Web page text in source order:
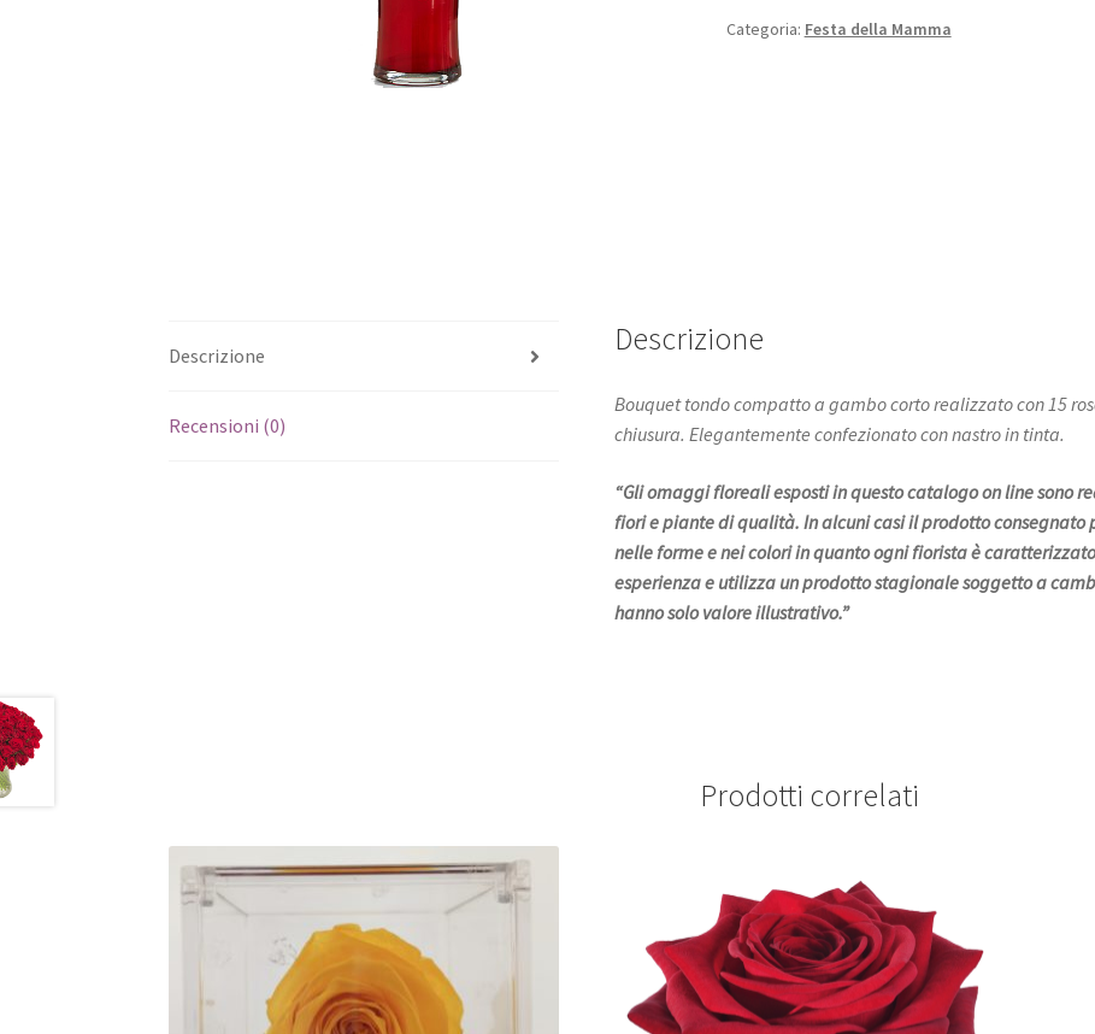
Categoria: Festa della Mamma
Descrizione
Recensioni (0)
Descrizione
Bouquet tondo compatto a gambo corto realizzato con 15
chiusura. Elegantemente confezionato con nastro in tinta.
“Gli omaggi floreali esposti in questo catalogo on line sono
fiori e piante di qualità. In alcuni casi il prodotto
nelle forme e nei colori in quanto ogni fiorista è
esperienza e utilizza un prodotto stagionale soggetto a
hanno solo valore illustrativo.”
Prodotti correlati